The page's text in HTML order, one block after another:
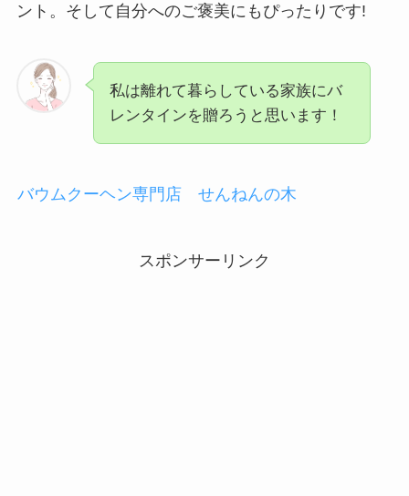
ント。そして自分へのご褒美にもぴったりです!
私は離れて暮らしている家族にバ
レンタインを贈ろうと思います！
バウムクーヘン専門店 せんねんの木
スポンサーリンク